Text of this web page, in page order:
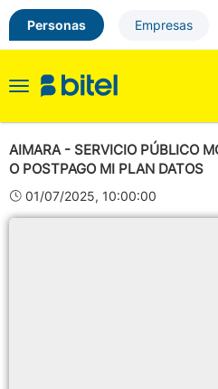
Personas Empresas
Toggle
AIMARA - SERVICIO PÚBLICO
O POSTPAGO MI PLAN DATOS
01/07/2025, 10:00:00